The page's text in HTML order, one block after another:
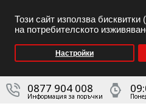
Този сайт използва
на потребителското
Настройки
0877 904 008
Информация за поръчки